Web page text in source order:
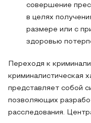
совершение
в целях
размере или с
здоровью
Переходя к
криминалистическая
представляет собой
позволяющих
расследования.